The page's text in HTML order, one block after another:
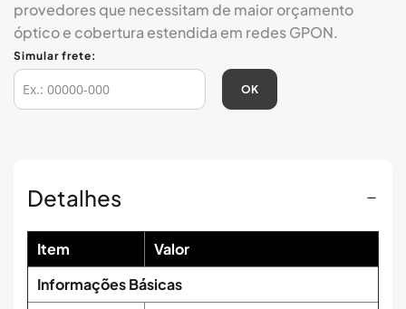
provedores que necessitam de maior orçamento
óptico e cobertura estendida em redes GPON.
Simular frete:
OK
Detalhes
Item
Valor
Informações Básicas